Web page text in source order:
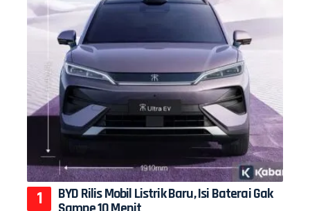
BYD Rilis Mobil Listrik Baru, Isi Baterai Gak